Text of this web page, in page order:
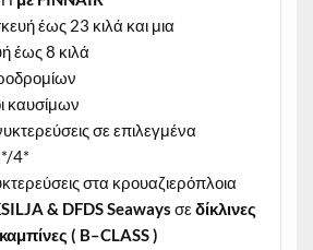
έως 23 κιλά και μια
έως 8 κιλά
καυσίμων
σε επιλεγμένα
4*
στα κρουαζιερόπλοια
& DFDS Seaways σεδίκλινες
( B–CLASS)